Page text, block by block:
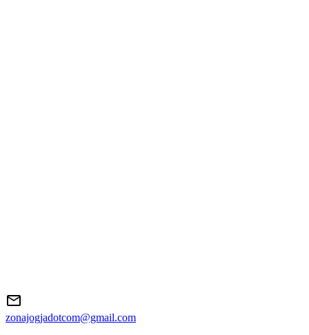
zonajogjadotcom@gmail.com